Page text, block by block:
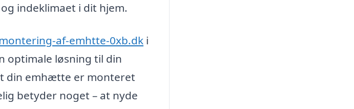
indeklimaet i dit hjem.
af-emhtte-0xb.dk i
optimale løsning til din
din emhætte er monteret
betyder noget – at nyde